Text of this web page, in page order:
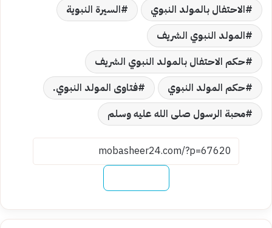
الاحتفال بالمولد النبوي
السيرة النبوية
المولد النبوي الشريف
حكم الاحتفال بالمولد النبوي الشريف
حكم المولد النبوي
فتاوى المولد النبوي.
محبة الرسول صلى الله عليه وسلم